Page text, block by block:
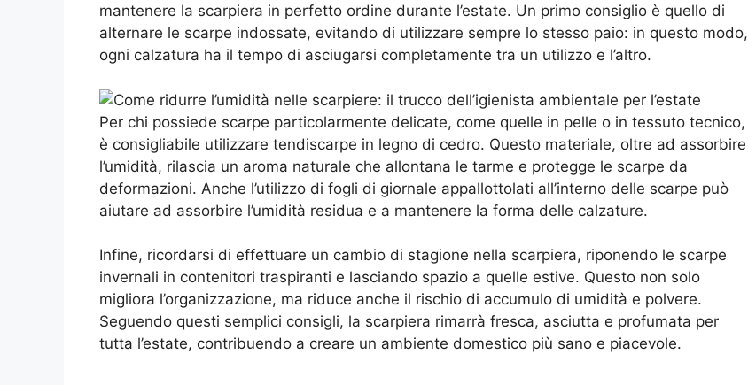
mantenere la scarpiera in perfetto ordine durante l’estate. Un primo consiglio è quello di
alternare le scarpe indossate, evitando di utilizzare sempre lo stesso paio: in questo modo,
ogni calzatura ha il tempo di asciugarsi completamente tra un utilizzo e l’altro.
Per chi possiede scarpe particolarmente delicate, come quelle in pelle o in tessuto tecnico,
è consigliabile utilizzare tendiscarpe in legno di cedro. Questo materiale, oltre ad assorbire
l’umidità, rilascia un aroma naturale che allontana le tarme e protegge le scarpe da
deformazioni. Anche l’utilizzo di fogli di giornale appallottolati all’interno delle scarpe può
aiutare ad assorbire l’umidità residua e a mantenere la forma delle calzature.
Infine, ricordarsi di effettuare un cambio di stagione nella scarpiera, riponendo le scarpe
invernali in contenitori traspiranti e lasciando spazio a quelle estive. Questo non solo
migliora l’organizzazione, ma riduce anche il rischio di accumulo di umidità e polvere.
Seguendo questi semplici consigli, la scarpiera rimarrà fresca, asciutta e profumata per
tutta l’estate, contribuendo a creare un ambiente domestico più sano e piacevole.